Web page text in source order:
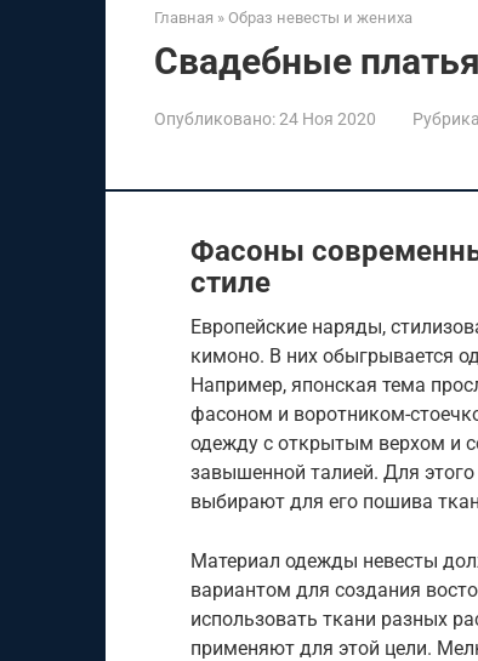
Главная » Образ невесты и жениха
Свадебные
Опубликовано:24 Ноя 2020
Фасоны
стиле
Европейские наряды,
кимоно. В них обыгрывается
Например, японская тема
фасоном и воротником-
одежду с открытым верхом и
завышенной талией. Для
выбирают для его пошива
Материал одежды невесты
вариантом для создания
использовать ткани разных
применяют для этой цели.